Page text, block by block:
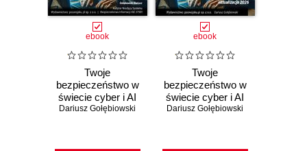
ebook
Twoje
bezpieczeństwo w
świecie cyber i AI
2026 Część 2
Dariusz Gołębiowski
ebook
Twoje
bezpieczeństwo w
świecie cyber i AI
Część 1
Dariusz Gołębiowski